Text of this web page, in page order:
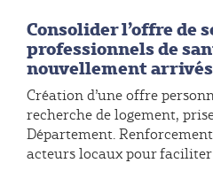
Consolider l’offre de
professionnels de
nouvellement arrivés
Création d’une offre
recherche de logement,
Département.
acteurs locaux pour faciliter